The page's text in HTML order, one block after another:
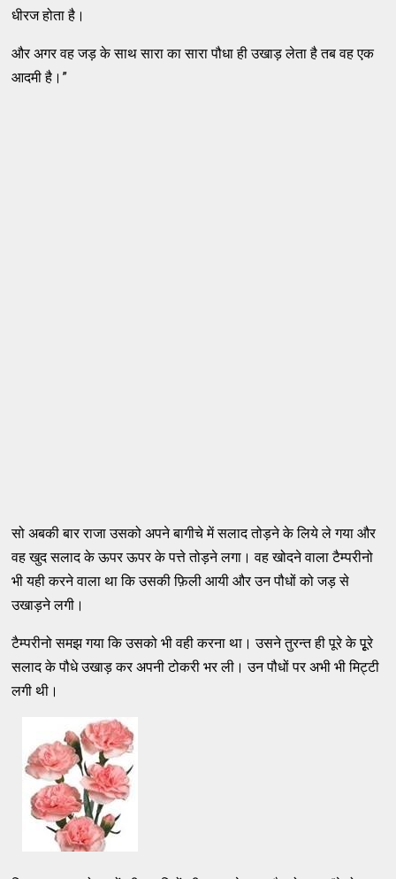
धीरज होता है।
और अगर वह जड़ के साथ सारा का सारा पौधा ही उखाड़ लेता है तब वह एक
आदमी है।”
सो अबकी बार राजा उसको अपने बागीचे में सलाद तोड़ने के लिये ले गया और
वह खुद सलाद के ऊपर ऊपर के पत्ते तोड़ने लगा। वह खोदने वाला टैम्परीनो
भी यही करने वाला था कि उसकी फ़िली आयी और उन पौधों को जड़ से
उखाड़ने लगी।
टैम्परीनो समझ गया कि उसको भी वही करना था। उसने तुरन्त ही पूरे के पूृरे
सलाद के पौधे उखाड़ कर अपनी टोकरी भर ली। उन पौधों पर अभी भी मिट्टी
लगी थी।